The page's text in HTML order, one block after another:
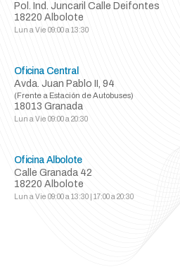
Pol. Ind. Juncaril Calle Deifontes
18220 Albolote
Lun a Vie 09:00 a 13:30
Oficina Central
Avda. Juan Pablo II, 94
(Frente a Estación de Autobuses)
18013 Granada
Lun a Vie 09:00 a 20:30
Oficina Albolote
Calle Granada 42
18220 Albolote
Lun a Vie 09:00 a 13:30 | 17:00 a 20:30